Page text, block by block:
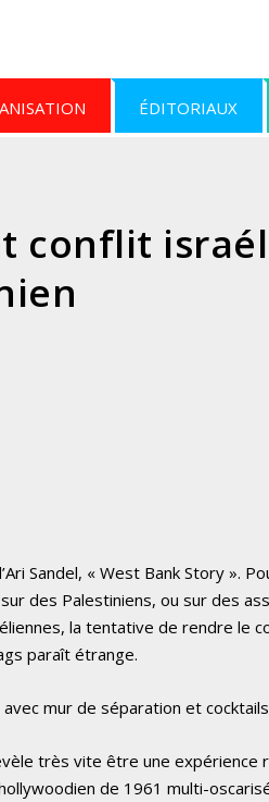
ÉDITORIAUX
conflit
Sandel, « West Bank Story ».
des Palestiniens, ou sur des
la tentative de rendre le
paraît étrange.
mur de séparation et
très vite être une expérience
de 1961 multi-